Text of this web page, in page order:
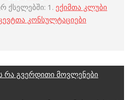
ქსელებში: 1. ექიმთა კლუბი
კონსულტაციები
რა გვერდითი მოვლენები